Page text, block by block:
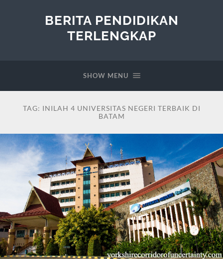
BERITA PENDIDIKAN
TERLENGKAP
SHOW MENU
TAG: INILAH 4 UNIVERSITAS NEGERI TERBAIK DI
BATAM